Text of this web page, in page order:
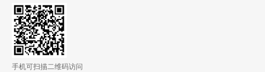
手机可扫描二维码访问